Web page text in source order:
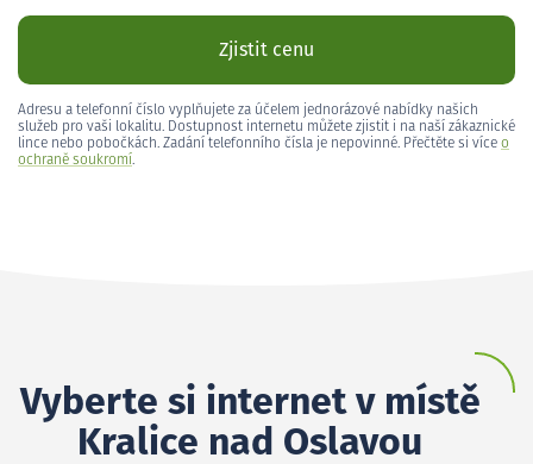
Zjistit cenu
Adresu a telefonní číslo vyplňujete za účelem jednorázové nabídky našich
služeb pro vaši lokalitu. Dostupnost internetu můžete zjistit i na naší zákaznické
lince nebo pobočkách. Zadání telefonního čísla je nepovinné. Přečtěte si více o
ochraně soukromí.
Vyberte si internet v místě
Kralice nad Oslavou